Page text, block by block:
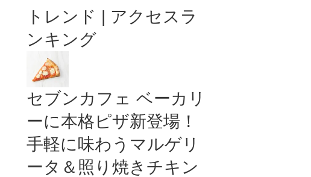
トレンド | アクセスラ
ンキング
セブンカフェ ベーカリ
ーに本格ピザ新登場！
手軽に味わうマルゲリ
ータ＆照り焼きチキン